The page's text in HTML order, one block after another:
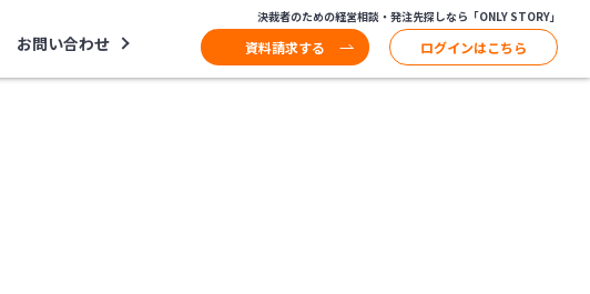
お問い合わせ
決裁者のための経営相談・発注先探しなら「ONLY STORY」
資料請求する ログインはこちら